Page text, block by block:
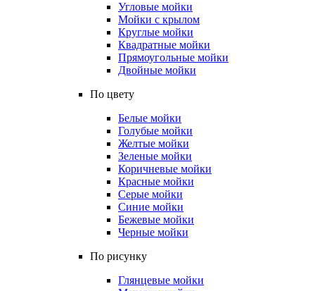
Угловые мойки
Мойки с крылом
Круглые мойки
Квадратные мойки
Прямоугольные мойки
Двойные мойки
По цвету
Белые мойки
Голубые мойки
Желтые мойки
Зеленые мойки
Коричневые мойки
Красные мойки
Серые мойки
Синие мойки
Бежевые мойки
Черные мойки
По рисунку
Глянцевые мойки